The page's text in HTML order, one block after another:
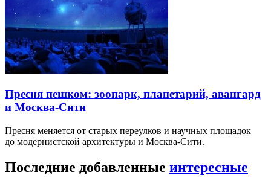
Пресня пешком: зоопарк, планетарий, авангард
и Москва-Сити
Пресня меняется от старых переулков и научных площадок
до модернистской архитектуры и Москва-Сити.
Последние добавленные интересные